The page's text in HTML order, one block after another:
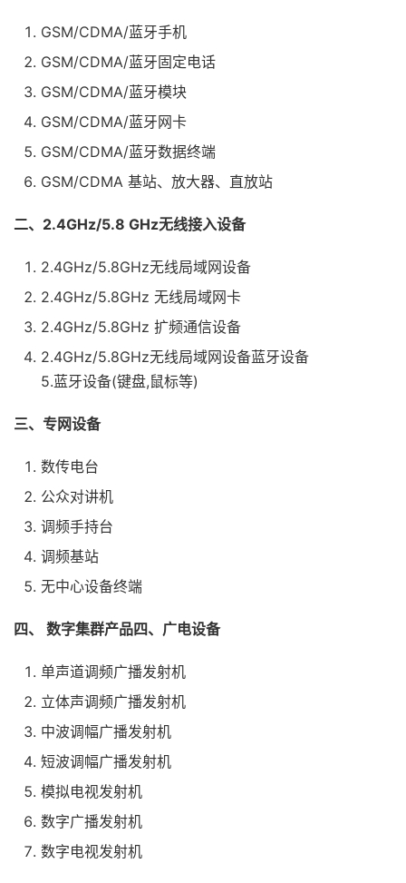
GSM/CDMA/蓝牙手机
GSM/CDMA/蓝牙固定电话
GSM/CDMA/蓝牙模块
GSM/CDMA/蓝牙网卡
GSM/CDMA/蓝牙数据终端
GSM/CDMA 基站、放大器、直放站
二、2.4GHz/5.8 GHz无线接入设备
2.4GHz/5.8GHz无线局域网设备
2.4GHz/5.8GHz 无线局域网卡
2.4GHz/5.8GHz 扩频通信设备
2.4GHz/5.8GHz无线局域网设备蓝牙设备
5.蓝牙设备(键盘,鼠标等)
三、专网设备
数传电台
公众对讲机
调频手持台
调频基站
无中心设备终端
四、 数字集群产品四、广电设备
单声道调频广播发射机
立体声调频广播发射机
中波调幅广播发射机
短波调幅广播发射机
模拟电视发射机
数字广播发射机
数字电视发射机